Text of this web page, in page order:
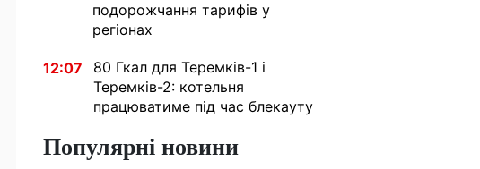
подорожчання тарифів у
регіонах
12:07
80 Гкал для Теремків-1 і
Теремків-2: котельня
працюватиме під час блекауту
Популярні новини